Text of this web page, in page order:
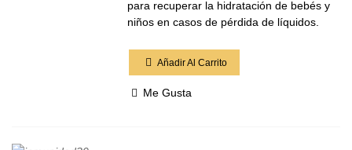
para recuperar la hidratación de bebés y
niños en casos de pérdida de líquidos.
Añadir Al Carrito
Me Gusta